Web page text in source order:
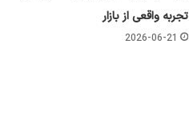
تجربه واقعی از بازار
2026-06-21